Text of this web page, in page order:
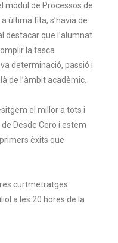
mòdul de Processos de
última fita, s’havia de
destacar que l’alumnat
la tasca
determinació, passió i
de l’àmbit acadèmic.
el millor a tots i
Desde Cero i estem
èxits que
curtmetratges
a les 20 hores de la